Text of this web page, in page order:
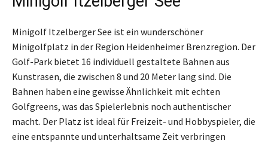
Minigolf Itzelberger See ist ein wunderschöner
Minigolfplatz in der Region Heidenheimer Brenzregion. Der
Golf-Park bietet 16 individuell gestaltete Bahnen aus
Kunstrasen, die zwischen 8 und 20 Meter lang sind. Die
Bahnen haben eine gewisse Ähnlichkeit mit echten
Golfgreens, was das Spielerlebnis noch authentischer
macht. Der Platz ist ideal für Freizeit- und Hobbyspieler, die
eine entspannte und unterhaltsame Zeit verbringen